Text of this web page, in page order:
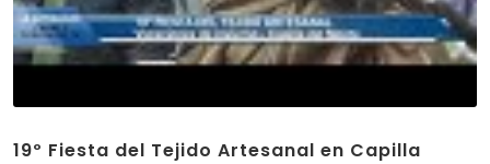
19º Fiesta del Tejido Artesanal en Capilla